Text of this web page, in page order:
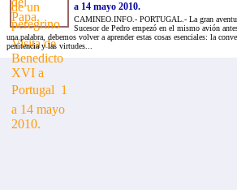
a 14 mayo 2010.
CAMINEO.INFO.- PORTUGAL.- La gran
Sucesor de Pedro empezó en el mismo avión
una palabra, debemos volver a aprender estas cosas esenciales: la
penitencia y las virtudes...